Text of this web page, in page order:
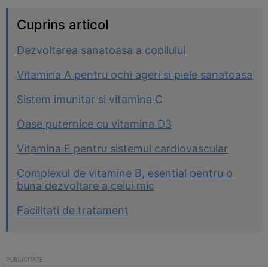
Cuprins articol
Dezvoltarea sanatoasa a copilului
Vitamina A pentru ochi ageri si piele sanatoasa
Sistem imunitar si vitamina C
Oase puternice cu vitamina D3
Vitamina E pentru sistemul cardiovascular
Complexul de vitamine B, esential pentru o
buna dezvoltare a celui mic
Facilitati de tratament